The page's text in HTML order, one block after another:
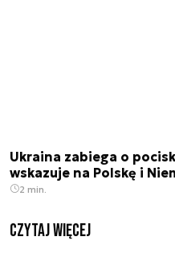
Ukraina zabiega o
wskazuje na Polskę i
2 min.
czytaj więcej